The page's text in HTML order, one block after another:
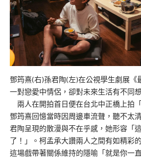
鄧筠熹(右)孫君陶(左)在公視學生劇展《
一對戀愛中情侶，卻對未來生活有不同
兩人在開拍首日便在台北中正橋上拍
鄧筠熹回憶當時因周邊車流聲，聽不太
君陶呈現的散漫與不在乎感，她形容「
了！」。柯孟承大讚兩人之間有如精彩
這場戲帶著關係維持的隱喻「就是你一